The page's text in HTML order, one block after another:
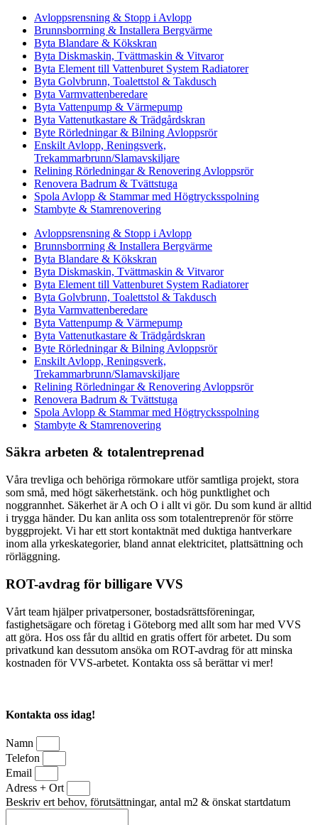
Avloppsrensning & Stopp i Avlopp
Brunnsborrning & Installera Bergvärme
Byta Blandare & Kökskran
Byta Diskmaskin, Tvättmaskin & Vitvaror
Byta Element till Vattenburet System Radiatorer
Byta Golvbrunn, Toalettstol & Takdusch
Byta Varmvattenberedare
Byta Vattenpump & Värmepump
Byta Vattenutkastare & Trädgårdskran
Byte Rörledningar & Bilning Avloppsrör
Enskilt Avlopp, Reningsverk,
Trekammarbrunn/Slamavskiljare
Relining Rörledningar & Renovering Avloppsrör
Renovera Badrum & Tvättstuga
Spola Avlopp & Stammar med Högtrycksspolning
Stambyte & Stamrenovering
Avloppsrensning & Stopp i Avlopp
Brunnsborrning & Installera Bergvärme
Byta Blandare & Kökskran
Byta Diskmaskin, Tvättmaskin & Vitvaror
Byta Element till Vattenburet System Radiatorer
Byta Golvbrunn, Toalettstol & Takdusch
Byta Varmvattenberedare
Byta Vattenpump & Värmepump
Byta Vattenutkastare & Trädgårdskran
Byte Rörledningar & Bilning Avloppsrör
Enskilt Avlopp, Reningsverk,
Trekammarbrunn/Slamavskiljare
Relining Rörledningar & Renovering Avloppsrör
Renovera Badrum & Tvättstuga
Spola Avlopp & Stammar med Högtrycksspolning
Stambyte & Stamrenovering
Säkra arbeten & totalentreprenad
Våra trevliga och behöriga rörmokare utför samtliga projekt, stora
som små, med högt säkerhetstänk. och hög punktlighet och
noggrannhet. Säkerhet är A och O i allt vi gör. Du som kund är alltid
i trygga händer. Du kan anlita oss som totalentreprenör för större
byggprojekt. Vi har ett stort kontaktnät med duktiga hantverkare
inom alla yrkeskategorier, bland annat elektricitet, plattsättning och
rörläggning.
ROT-avdrag för billigare VVS
Vårt team hjälper privatpersoner, bostadsrättsföreningar,
fastighetsägare och företag i Göteborg med allt som har med VVS
att göra. Hos oss får du alltid en gratis offert för arbetet. Du som
privatkund kan dessutom ansöka om ROT-avdrag för att minska
kostnaden för VVS-arbetet. Kontakta oss så berättar vi mer!
Kontakta oss idag!
Namn
Telefon
Email
Adress + Ort
Beskriv ert behov, förutsättningar, antal m2 & önskat startdatum